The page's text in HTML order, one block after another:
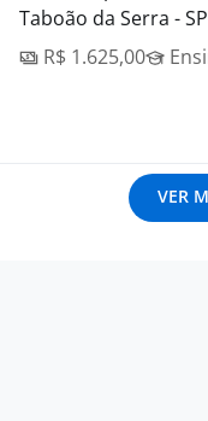
Taboão da Serra - SP
R$ 1.625,00
VER